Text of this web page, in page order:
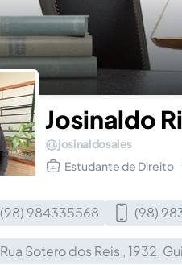
Josinaldo
josinaldosales
Estudante de Direito
(98) 984335568 (98)
Rua Sotero dos Reis , 1932,